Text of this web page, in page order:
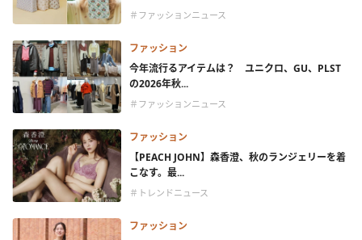
＃ファッションニュース
ファッション
今年流行るアイテムは？ ユニクロ、GU、PLST
の2026年秋...
＃ファッションニュース
ファッション
【PEACH JOHN】森香澄、秋のランジェリーを着
こなす。最...
＃トレンドニュース
ファッション